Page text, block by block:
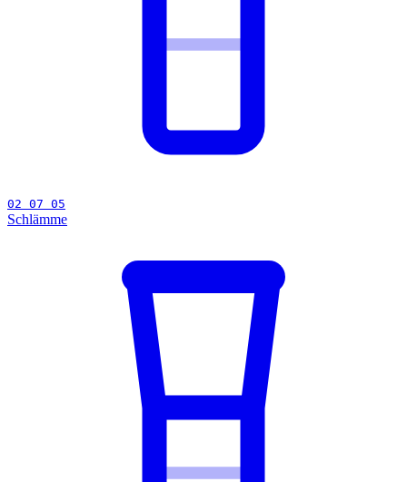
02 07 05
Schlämme